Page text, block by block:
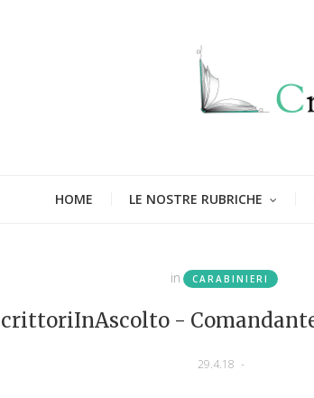
HOME LE NOSTRE RUBRICHE
in CARABINIERI
-
29.4.18 -